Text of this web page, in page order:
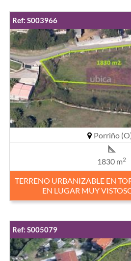
Ref: S003966
Porriño
1830 m2
TERRENO URBANIZABLE EN
EN LUGAR MUY
Ref: S005079